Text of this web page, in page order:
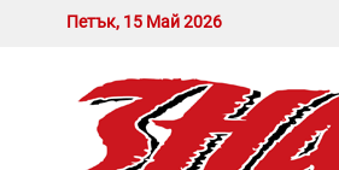
Петък, 15 Май 2026